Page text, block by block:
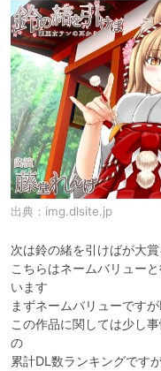
出典： img.dlsite.jp
次は鈴の緒を引けばが大
こちらはネームバリュー
います
まずネームバリューです
この作品に関しては少し
の
累計DL数ランキングです